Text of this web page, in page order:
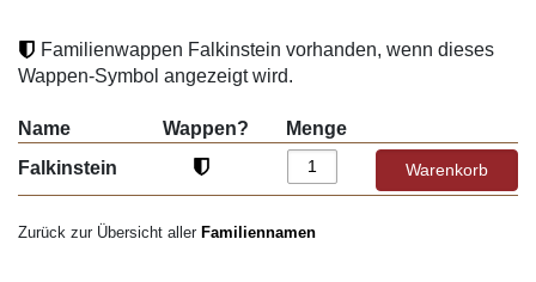
Familienwappen Falkinstein vorhanden, wenn dieses
Wappen-Symbol angezeigt wird.
Name Wappen?
Menge
Falkinstein
Zurück zur Übersicht aller Familiennamen